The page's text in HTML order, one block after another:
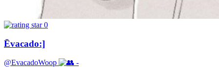
0
Ēvacado:]
@EvacadoWoop -